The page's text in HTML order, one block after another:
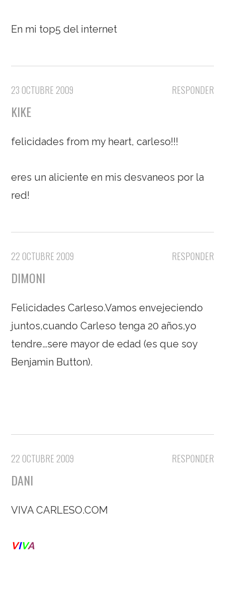
En mi top5 del internet
RESPONDER
23 OCTUBRE 2009
KIKE
felicidades from my heart, carleso!!!
eres un aliciente en mis desvaneos por la
red!
RESPONDER
22 OCTUBRE 2009
DIMONI
Felicidades Carleso.Vamos envejeciendo
juntos,cuando Carleso tenga 20 años,yo
tendre…sere mayor de edad (es que soy
Benjamin Button).
RESPONDER
22 OCTUBRE 2009
DANI
VIVA CARLESO.COM
VIVA